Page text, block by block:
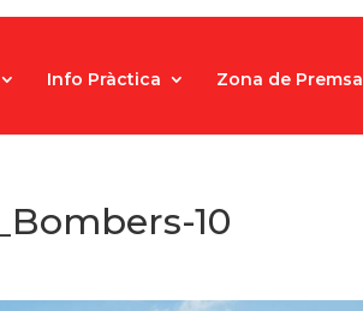
Info Pràctica Zona de Premsa
10